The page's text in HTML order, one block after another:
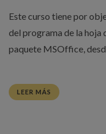
Este curso tiene por
del programa de la hoja
paquete MSOffice,
LEER MÁS